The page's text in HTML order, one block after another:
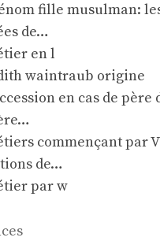
fille musulman:
de…
en l
waintraub origine
en cas de père
commençant par
de…
par w